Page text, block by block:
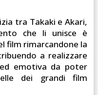
tra Takaki e Akari,
che li unisce è
film rimarcandone la
a realizzare
emotiva da poter
dei grandi film